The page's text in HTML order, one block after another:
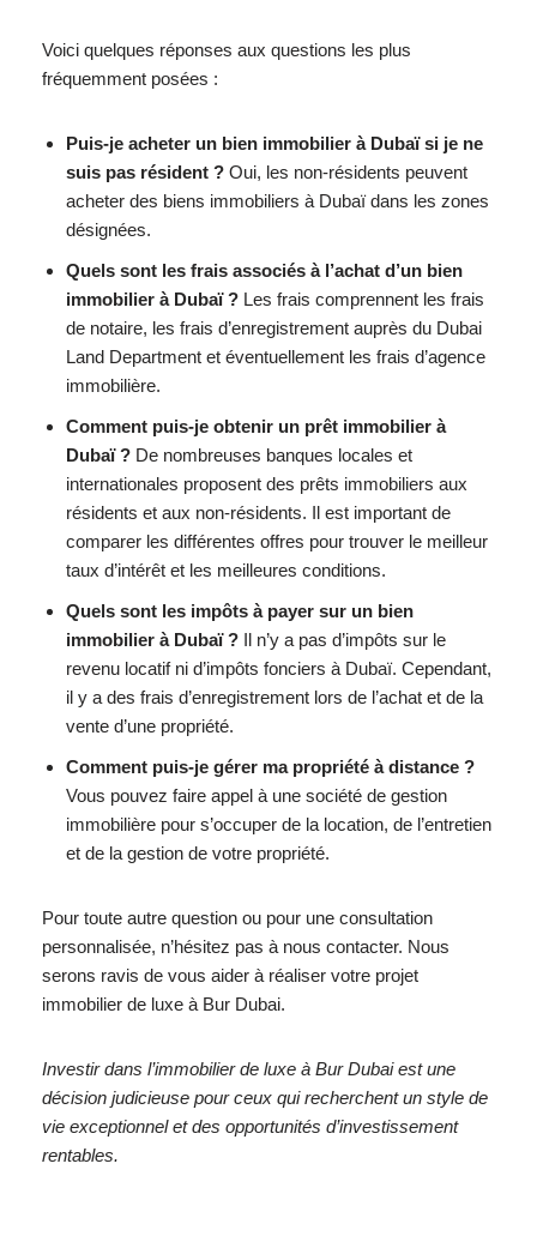
Voici quelques réponses aux questions les plus
fréquemment posées :
Puis-je acheter un bien immobilier à Dubaï si je ne
suis pas résident ? Oui, les non-résidents peuvent
acheter des biens immobiliers à Dubaï dans les zones
désignées.
Quels sont les frais associés à l’achat d’un bien
immobilier à Dubaï ? Les frais comprennent les frais
de notaire, les frais d’enregistrement auprès du Dubai
Land Department et éventuellement les frais d’agence
immobilière.
Comment puis-je obtenir un prêt immobilier à
Dubaï ? De nombreuses banques locales et
internationales proposent des prêts immobiliers aux
résidents et aux non-résidents. Il est important de
comparer les différentes offres pour trouver le meilleur
taux d’intérêt et les meilleures conditions.
Quels sont les impôts à payer sur un bien
immobilier à Dubaï ? Il n’y a pas d’impôts sur le
revenu locatif ni d’impôts fonciers à Dubaï. Cependant,
il y a des frais d’enregistrement lors de l’achat et de la
vente d’une propriété.
Comment puis-je gérer ma propriété à distance ?
Vous pouvez faire appel à une société de gestion
immobilière pour s’occuper de la location, de l’entretien
et de la gestion de votre propriété.
Pour toute autre question ou pour une consultation
personnalisée, n’hésitez pas à nous contacter. Nous
serons ravis de vous aider à réaliser votre projet
immobilier de luxe à Bur Dubai.
Investir dans l’immobilier de luxe à Bur Dubai est une
décision judicieuse pour ceux qui recherchent un style de
vie exceptionnel et des opportunités d’investissement
rentables.